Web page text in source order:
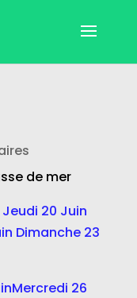
de mer
Jeudi 20 Juin
Dimanche 23
Mercredi 26